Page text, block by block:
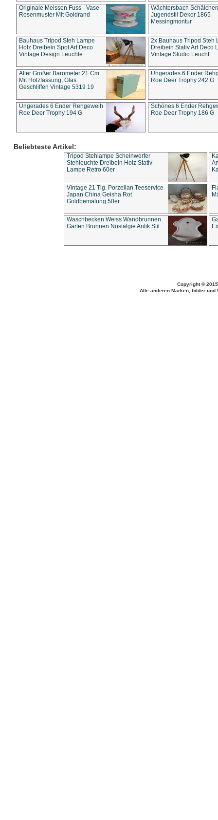
Originale Meissen Fuss - Vase
Rosenmuster Mit Goldrand
Wächtersbach Schälchen
Jugendstil Dekor 1865
Messingmontur
Bauhaus Tripod Steh Lampe
Holz Dreibein Spot Art Deco
Vintage Design Leuchte
2x Bauhaus Tripod Steh
Dreibein Stativ Art Deco
Vintage Studio Leucht
Alter Großer Barometer 21 Cm
Mit Holzfassung, Glas
Geschliffen Vintage 5319 19
Ungerades 6 Ender
Roe Deer Trophy 242 G
Ungerades 6 Ender Rehgeweih
Roe Deer Trophy 194 G
Schönes 6 Ender
Roe Deer Trophy 186 G
Beliebteste Artikel:
Tripod Stehlampe Scheinwerfer
Stehleuchte Dreibein Holz Stativ
Lampe Retro 60er
Vintage 21 Tlg. Porzellan Teeservice
Japan China Geisha Rot
Goldbemalung 50er
Waschbecken Weiss Wandbrunnen
Garten Brunnen Nostalgie Antik Stil
Copyright ©
Alle anderen Marken, bilder und